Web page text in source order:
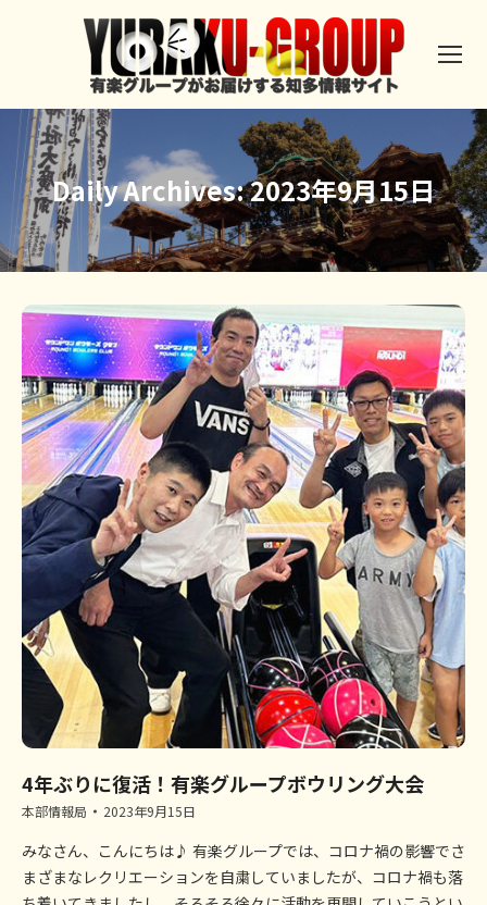
Daily Archives:2023年9月15日
4年ぶりに復活！有楽グループボウリング大会
本部情報局 2023年9月15日
みなさん、こんにちは♪ 有楽グループでは、コロナ禍の影響でさ
まざまなレクリエーションを自粛していましたが、コロナ禍も落